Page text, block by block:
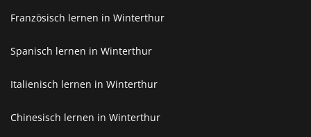
Französisch lernen in Winterthur
Spanisch lernen in Winterthur
Italienisch lernen in Winterthur
Chinesisch lernen in Winterthur